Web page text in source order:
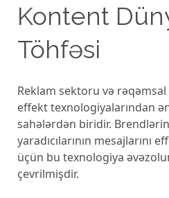
Kontent
Töhfəsi
Reklam sektoru və
effekt texnologiyalarından
sahələrdən biridir.
yaradıcılarının mesajlarını
üçün bu texnologiya
çevrilmişdir.